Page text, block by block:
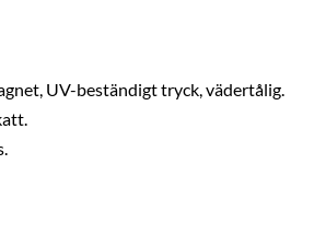
UV-beständigt tryck, vädertålig.